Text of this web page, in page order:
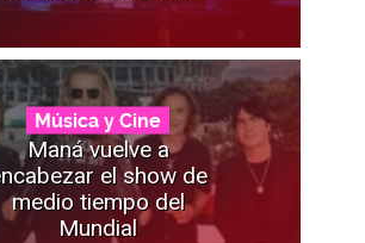
Música y Cine
Maná vuelve a
el show de
medio tiempo del
Mundial